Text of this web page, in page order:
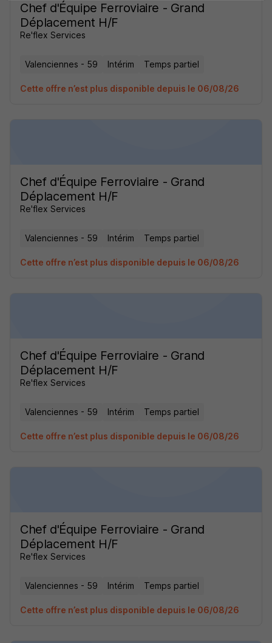
Chef d'Équipe Ferroviaire - Grand
Déplacement H/F
Re'flex Services
Valenciennes - 59 Intérim Temps partiel
Cette offre n’est plus disponible depuis le 06/08/26
Chef d'Équipe Ferroviaire - Grand
Déplacement H/F
Re'flex Services
Valenciennes - 59 Intérim Temps partiel
Cette offre n’est plus disponible depuis le 06/08/26
Chef d'Équipe Ferroviaire - Grand
Déplacement H/F
Re'flex Services
Valenciennes - 59 Intérim Temps partiel
Cette offre n’est plus disponible depuis le 06/08/26
Chef d'Équipe Ferroviaire - Grand
Déplacement H/F
Re'flex Services
Valenciennes - 59 Intérim Temps partiel
Cette offre n’est plus disponible depuis le 06/08/26